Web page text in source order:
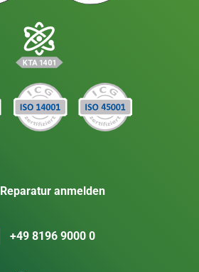
Reparatur anmelden
+49 8196 9000 0